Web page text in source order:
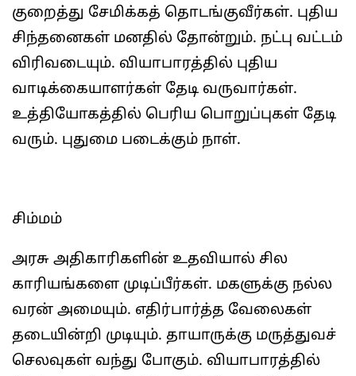
குறைத்து சேமிக்கத் தொடங்குவீர்கள். புதிய
சிந்தனைகள் மனதில் தோன்றும். நட்பு வட்டம்
விரிவடையும். வியாபாரத்தில் புதிய
வாடிக்கையாளர்கள் தேடி வருவார்கள்.
உத்தியோகத்தில் பெரிய பொறுப்புகள் தேடி
வரும். புதுமை படைக்கும் நாள்.
சிம்மம்
அரசு அதிகாரிகளின் உதவியால் சில
காரியங்களை முடிப்பீர்கள். மகளுக்கு நல்ல
வரன் அமையும். எதிர்பார்த்த வேலைகள்
தடையின்றி முடியும். தாயாருக்கு மருத்துவச்
செலவுகள் வந்து போகும். வியாபாரத்தில்